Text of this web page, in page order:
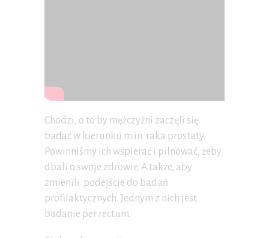
Chodzi, o to by mężczyźni zaczęli się
badać w kierunku m.in. raka prostaty.
Powinniśmy ich wspierać i pilnować, żeby
dbali o swoje zdrowie. A także, aby
zmienili podejście do badań
profilaktycznych. Jednym z nich jest
badanie per rectum.